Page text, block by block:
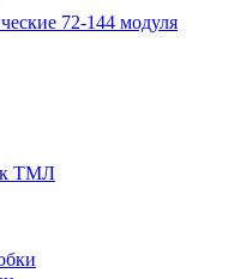
72-144 модуля
ТМЛ